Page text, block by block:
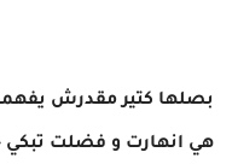
بصلها كتير مقدرش
هي انهارت و فضلت